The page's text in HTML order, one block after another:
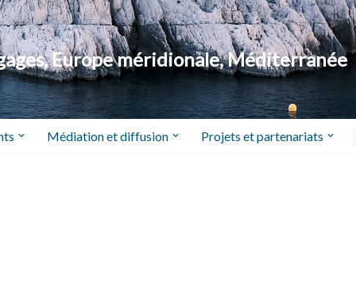
Europe méridionale, Méditerranée
Médiation et diffusion Projets et partenariats